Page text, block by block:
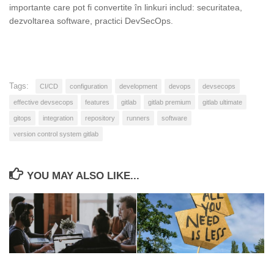
importante care pot fi convertite în linkuri includ: securitatea,
dezvoltarea software, practici DevSecOps.
Tags: CI/CD configuration development devops devsecops
effective devsecops features gitlab gitlab premium gitlab ultimate
gitops integration repository runners software
version control system gitlab
YOU MAY ALSO LIKE...